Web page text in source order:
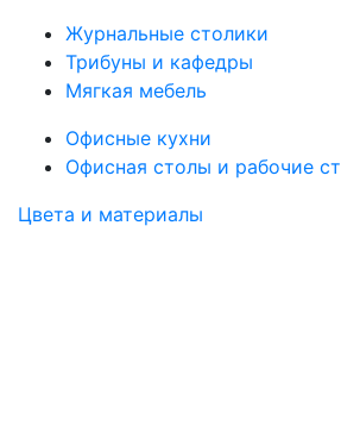
Журнальные столики
Трибуны и кафедры
Мягкая мебель
Офисные кухни
Офисная столы и рабочие
Цвета и материалы